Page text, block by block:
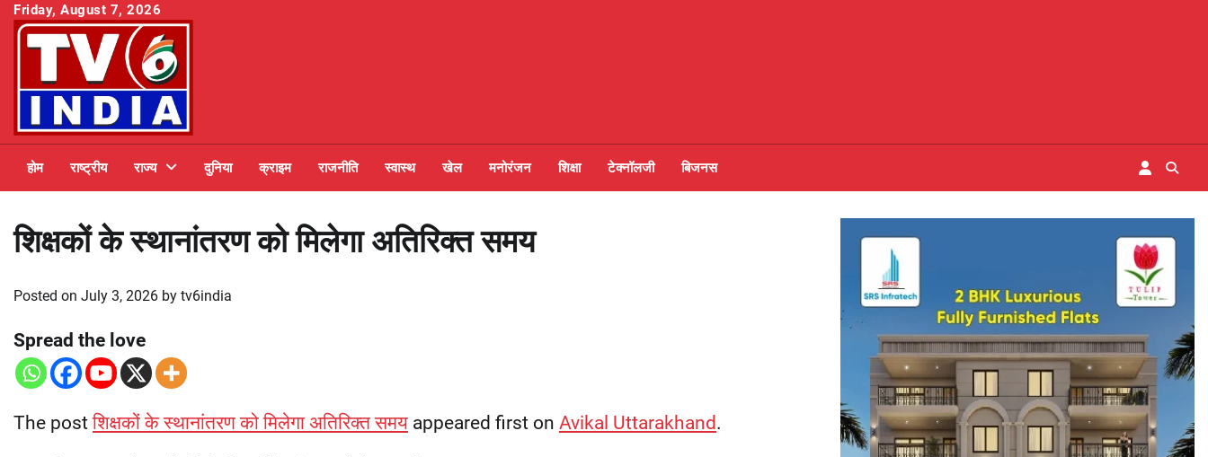
Skip
Friday, August 7, 2026
होम राष्ट्रीय राज्य दुनिया क्राइम राजनीति स्वास्थ खेल मनोरंजन शिक्षा टेक्नॉलजी बिजनस
शिक्षकों के स्थानांतरण को मिलेगा अतिरिक्त समय
Posted on July 3, 2026 by tv6india
Spread the love
The postशिक्षकों के स्थानांतरण को मिलेगा अतिरिक्त समय appeared first on Avikal Uttarakhand.